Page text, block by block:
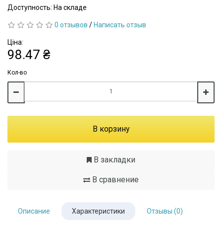
Доступность: На складе
0 отзывов / Написать отзыв
Ціна:
98.47 ₴
Кол-во
В корзину
В закладки
В сравнение
Описание Характеристики Отзывы (0)